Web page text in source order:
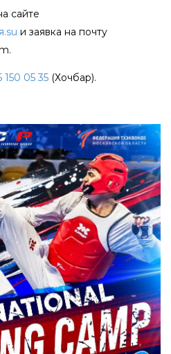
сайте
и заявка на почту
150 05 35 (Хочбар).